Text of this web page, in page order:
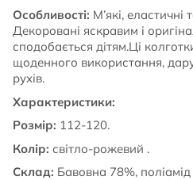
Особливості: М’які, еластичні
Декоровані яскравим і
сподобається дітям.Ці
щоденного використання,
рухів.
Характеристики:
Розмір: 112-120.
Колір: світло-рожевий .
Склад: Бавовна 78%,